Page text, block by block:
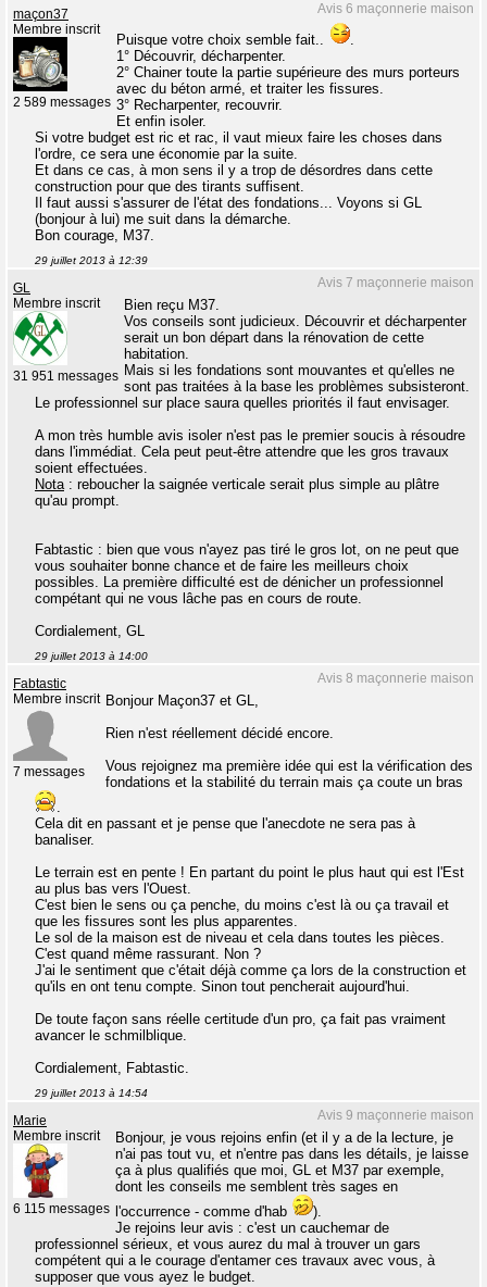
Avis 6 maçonnerie maison
maçon37
Membre inscrit
2 589 messages
Puisque votre choix semble fait..
.
1° Découvrir, décharpenter.
2° Chainer toute la partie supérieure des murs porteurs
avec du béton armé, et traiter les fissures.
3° Recharpenter, recouvrir.
Et enfin isoler.
Si votre budget est ric et rac, il vaut mieux faire les choses dans
l'ordre, ce sera une économie par la suite.
Et dans ce cas, à mon sens il y a trop de désordres dans cette
construction pour que des tirants suffisent.
Il faut aussi s'assurer de l'état des fondations... Voyons si GL
(bonjour à lui) me suit dans la démarche.
Bon courage, M37.
29 juillet 2013 à 12:39
Avis 7 maçonnerie maison
GL
Membre inscrit
31 951 messages
Bien reçu M37.
Vos conseils sont judicieux. Découvrir et décharpenter
serait un bon départ dans la rénovation de cette
habitation.
Mais si les fondations sont mouvantes et qu'elles ne
sont pas traitées à la base les problèmes subsisteront.
Le professionnel sur place saura quelles priorités il faut envisager.
A mon très humble avis isoler n'est pas le premier soucis à résoudre
dans l'immédiat. Cela peut peut-être attendre que les gros travaux
soient effectuées.
Nota: reboucher la saignée verticale serait plus simple au plâtre
qu'au prompt.
Fabtastic : bien que vous n'ayez pas tiré le gros lot, on ne peut que
vous souhaiter bonne chance et de faire les meilleurs choix
possibles. La première difficulté est de dénicher un professionnel
compétant qui ne vous lâche pas en cours de route.
Cordialement, GL
29 juillet 2013 à 14:00
Avis 8 maçonnerie maison
Fabtastic
Membre inscrit
7 messages
Bonjour Maçon37 et GL,
Rien n'est réellement décidé encore.
Vous rejoignez ma première idée qui est la vérification des
fondations et la stabilité du terrain mais ça coute un bras
.
Cela dit en passant et je pense que l'anecdote ne sera pas à
banaliser.
Le terrain est en pente ! En partant du point le plus haut qui est l'Est
au plus bas vers l'Ouest.
C'est bien le sens ou ça penche, du moins c'est là ou ça travail et
que les fissures sont les plus apparentes.
Le sol de la maison est de niveau et cela dans toutes les pièces.
C'est quand même rassurant. Non ?
J'ai le sentiment que c'était déjà comme ça lors de la construction et
qu'ils en ont tenu compte. Sinon tout pencherait aujourd'hui.
De toute façon sans réelle certitude d'un pro, ça fait pas vraiment
avancer le schmilblique.
Cordialement, Fabtastic.
29 juillet 2013 à 14:54
Avis 9 maçonnerie maison
Marie
Membre inscrit
6 115 messages
Bonjour, je vous rejoins enfin (et il y a de la lecture, je
n'ai pas tout vu, et n'entre pas dans les détails, je laisse
ça à plus qualifiés que moi, GL et M37 par exemple,
dont les conseils me semblent très sages en
l'occurrence - comme d'hab
).
Je rejoins leur avis : c'est un cauchemar de
professionnel sérieux, et vous aurez du mal à trouver un gars
compétent qui a le courage d'entamer ces travaux avec vous, à
supposer que vous ayez le budget.